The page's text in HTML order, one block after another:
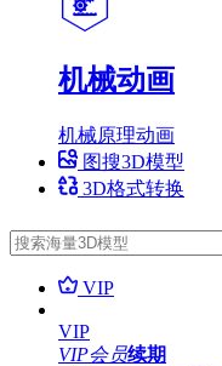
机械动画
机械原理动画
图搜3D模型
3D格式转换
VIP
VIP
VIP会员续期